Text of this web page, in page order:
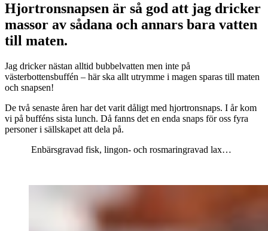
Hjortronsnapsen är så god att jag dricker
massor av sådana och annars bara vatten
till maten.
Jag dricker nästan alltid bubbelvatten men inte på
västerbottensbuffén – här ska allt utrymme i magen sparas till maten
och snapsen!
De två senaste åren har det varit dåligt med hjortronsnaps. I år kom
vi på bufféns sista lunch. Då fanns det en enda snaps för oss fyra
personer i sällskapet att dela på.
Enbärsgravad fisk, lingon- och rosmaringravad lax…